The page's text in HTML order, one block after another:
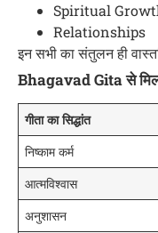
Spiritual
Relationships
इन सभी का संतुलन ही
Bhagavad Gita से
गीता का सिद्धांत
निष्काम कर्म
आत्मविश्वास
अनुशासन